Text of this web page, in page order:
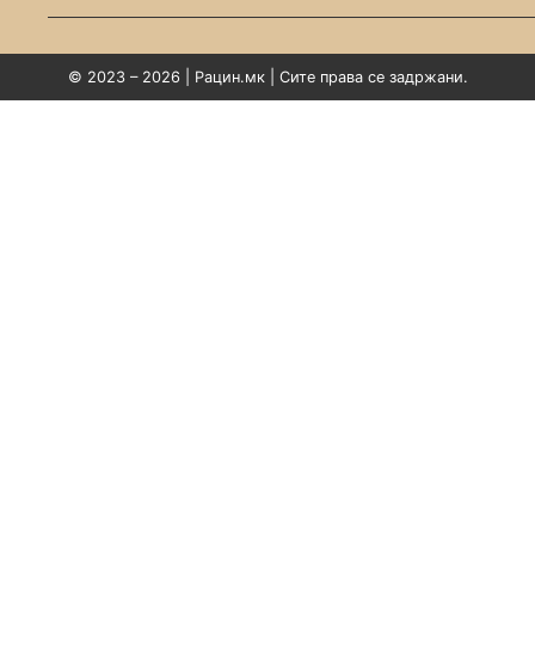
© 2023 – 2026 | Рацин.мк | Сите права се задржани.